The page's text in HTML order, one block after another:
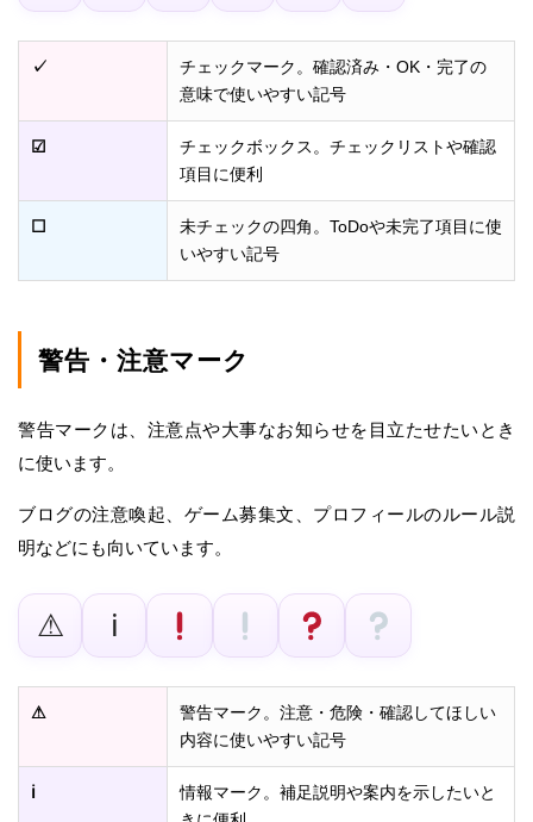
✓
チェックマーク。確認済み・OK・完了の
意味で使いやすい記号
☑
チェックボックス。チェックリストや確認
項目に便利
☐
未チェックの四角。ToDoや未完了項目に使
いやすい記号
警告・注意マーク
警告マークは、注意点や大事なお知らせを目立たせたいとき
に使います。
ブログの注意喚起、ゲーム募集文、プロフィールのルール説
明などにも向いています。
⚠ ℹ
⚠
警告マーク。注意・危険・確認してほしい
内容に使いやすい記号
ℹ
情報マーク。補足説明や案内を示したいと